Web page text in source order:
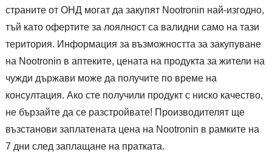
страните от ОНД могат да закупят Nootronin най-изгодно,
тъй като офертите за лоялност са валидни само на тази
територия. Информация за възможността за закупуване
на Nootronin в аптеките, цената на продукта за жители на
чужди държави може да получите по време на
консултация. Ако сте получили продукт с ниско качество,
не бързайте да се разстройвате! Производителят ще
възстанови заплатената цена на Nootronin в рамките на
7 дни след заплащане на пратката.